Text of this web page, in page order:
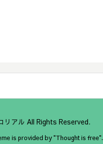
リアル All Rights Reserved.
is provided by "Thought is free".